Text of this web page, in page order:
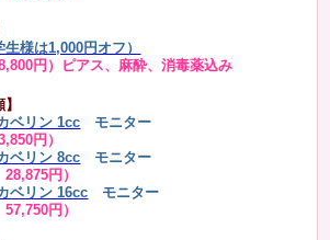
様は1,000円オフ）
円）ピアス、麻酔、消毒薬込み
ベリン 1cc モニター
円）
ベリン 8cc モニター
円）
ベリン 16cc
モニター
円）